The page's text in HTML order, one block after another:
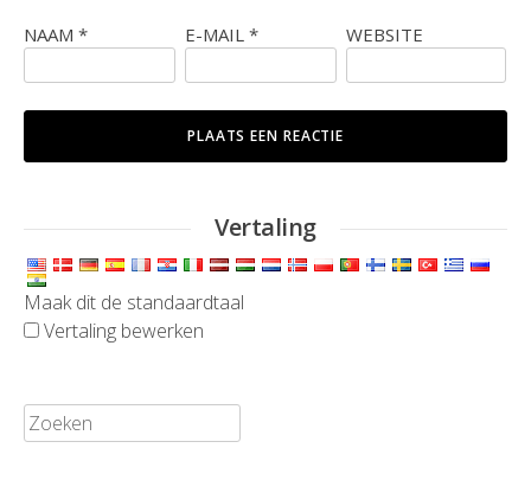
NAAM * E-MAIL * WEBSITE
Vertaling
Maak dit de standaardtaal
Vertaling bewerken
Zoeken: